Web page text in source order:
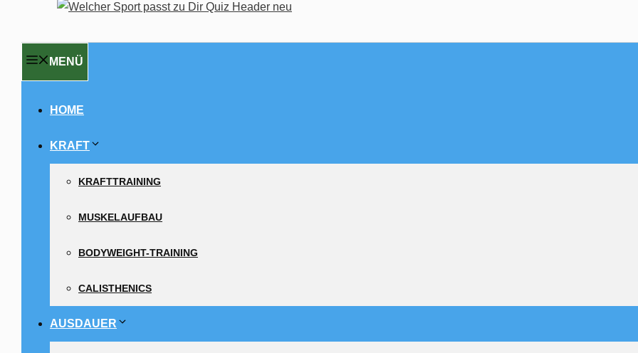
MENÜ
HOME
KRAFT
KRAFTTRAINING
MUSKELAUFBAU
BODYWEIGHT-TRAINING
CALISTHENICS
AUSDAUER